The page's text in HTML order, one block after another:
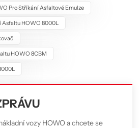
Pro Stříkání Asfaltové Emulze
Asfaltu HOWO 8000L
HOWO 8CBM
vozy HOWO a chcete se